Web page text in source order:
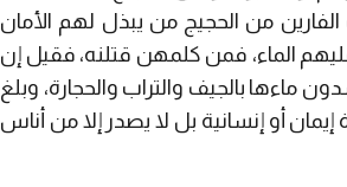
من الحجيج من يبذل لهم الأمان
الماء، فمن كلمهن قتلنه، فقيل إن
ماءها بالجيف والتراب والحجارة، وبلغ
أو إنسانية بل لا يصدر إلا من أناس